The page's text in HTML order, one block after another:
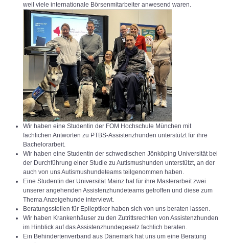
weil viele internationale Börsenmitarbeiter anwesend waren.
Wir haben eine Studentin der FOM Hochschule München mit
fachlichen Antworten zu PTBS-Assistenzhunden unterstützt für ihre
Bachelorarbeit.
Wir haben eine Studentin der schwedischen Jönköping Universität bei
der Durchführung einer Studie zu Autismushunden unterstützt, an der
auch von uns Autismushundeteams teilgenommen haben.
Eine Studentin der Universität Mainz hat für ihre Masterarbeit zwei
unserer angehenden Assistenzhundeteams getroffen und diese zum
Thema Anzeigehunde interviewt.
Beratungsstellen für Epileptiker haben sich von uns beraten lassen.
Wir haben Krankenhäuser zu den Zutrittsrechten von Assistenzhunden
im Hinblick auf das Assistenzhundegesetz fachlich beraten.
Ein Behindertenverband aus Dänemark hat uns um eine Beratung